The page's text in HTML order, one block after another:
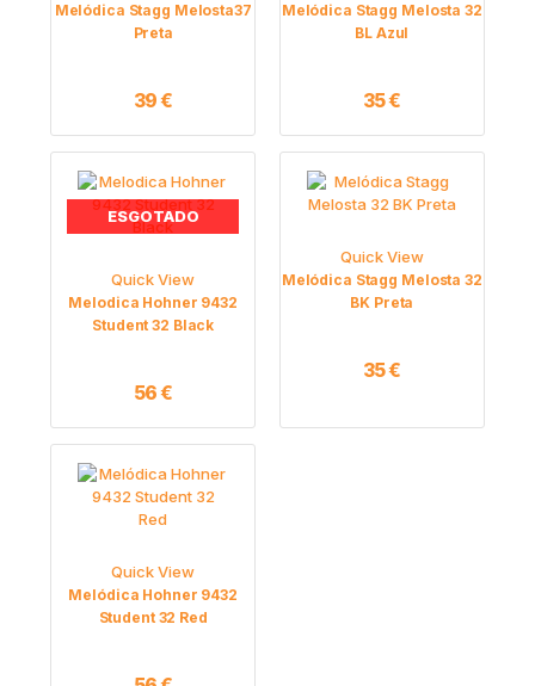
Melódica Stagg Melosta37
Preta
39€
Melódica Stagg Melosta 32
BL Azul
35€
ESGOTADO
Quick View
Melodica Hohner 9432
Student 32 Black
56€
Quick View
Melódica Stagg Melosta 32
BK Preta
35€
Quick View
Melódica Hohner 9432
Student 32 Red